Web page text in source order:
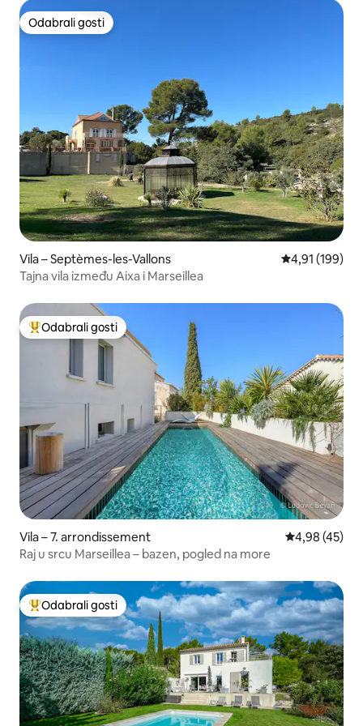
Odabrali gosti
Odabrali gosti
Vila – Septèmes-les-Vallons Prosječna
4,91 (199)
Tajna vila između Aixa i Marseillea
Među najviše rangiranima s oznakom „Odabrali gosti”
Odabrali gosti
Vila – 7. arrondissement Prosječna
4,98 (45)
Raj u srcu Marseillea – bazen, pogled na more
Među najviše rangiranima s oznakom „Odabrali gosti”
Odabrali gosti